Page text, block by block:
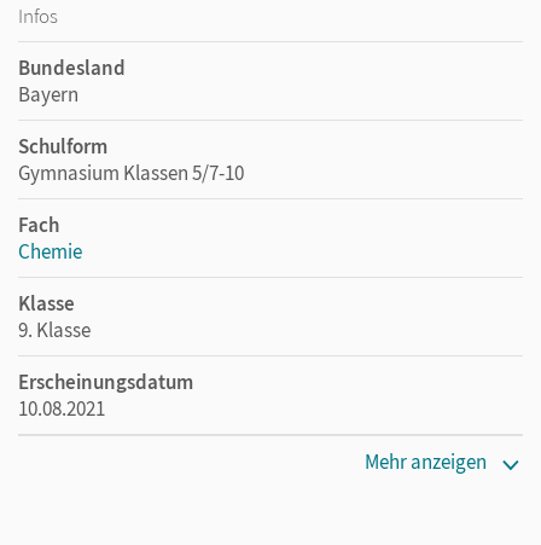
Infos
Bundesland
Bayern
Schulform
Gymnasium Klassen 5/7-10
Fach
Chemie
Klasse
9. Klasse
Erscheinungsdatum
10.08.2021
Mehr anzeigen